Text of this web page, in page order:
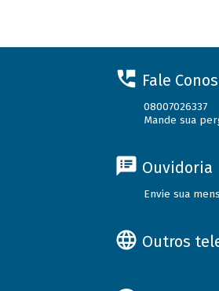
Fale
08007026337
Mande sua
Ouvidoria
Envie sua
Outros